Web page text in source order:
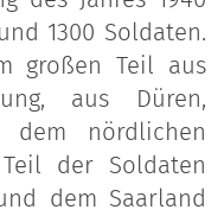
1300 Soldaten.
großen Teil aus
aus Düren,
dem nördlichen
der Soldaten
dem Saarland